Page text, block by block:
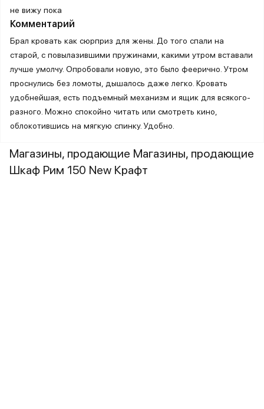
не вижу пока
Комментарий
Брал кровать как сюрприз для жены. До того спали на
старой, с повылазившими пружинами, какими утром вставали
лучше умолчу. Опробовали новую, это было феерично. Утром
проснулись без ломоты, дышалось даже легко. Кровать
удобнейшая, есть подъемный механизм и ящик для всякого-
разного. Можно спокойно читать или смотреть кино,
облокотившись на мягкую спинку. Удобно.
Магазины, продающие Магазины, продающие
Шкаф Рим 150 New Крафт